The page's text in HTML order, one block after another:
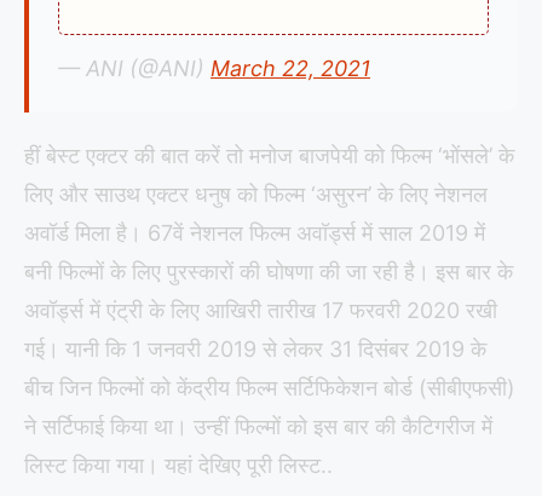
— ANI (@ANI) March 22, 2021
हीं बेस्ट एक्टर की बात करें तो मनोज बाजपेयी को फिल्म ‘भोंसले’ के
लिए और साउथ एक्टर धनुष को फिल्म ‘असुरन’ के लिए नेशनल
अवॉर्ड मिला है। 67वें नेशनल फिल्म अवॉर्ड्स में साल 2019 में
बनी फिल्मों के लिए पुरस्कारों की घोषणा की जा रही है। इस बार के
अवॉर्ड्स में एंट्री के लिए आखिरी तारीख 17 फरवरी 2020 रखी
गई। यानी कि 1 जनवरी 2019 से लेकर 31 दिसंबर 2019 के
बीच जिन फिल्मों को केंद्रीय फिल्म सर्टिफिकेशन बोर्ड (सीबीएफसी)
ने सर्टिफाई किया था। उन्हीं फिल्मों को इस बार की कैटिगरीज में
लिस्ट किया गया। यहां देखिए पूरी लिस्ट..